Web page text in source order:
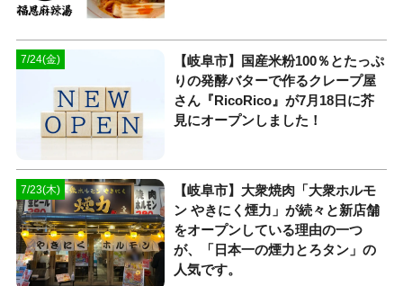
7/24(金)
【岐阜市】国産米粉100％とたっぷ
りの発酵バターで作るクレープ屋
さん『RicoRico』が7月18日に芥
見にオープンしました！
7/23(木)
【岐阜市】大衆焼肉「大衆ホルモ
ン やきにく煙力」が続々と新店舗
をオープンしている理由の一つ
が、「日本一の煙力とろタン」の
人気です。